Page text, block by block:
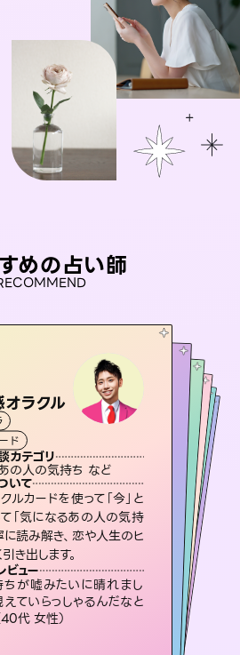
めの占い師
ラクル
ド
カテゴリ
の人の気持ち など
いて
カードを使って「今」と
て「気になるあの人の気持
に読み解き、恋や人生のヒ
き出します。
ビュー
が嘘みたいに晴れまし
ていらっしゃるんだなと
代 女性）
ス -iris-
術
相談カテゴリ
、片想い、二人の未来 など
について
愛、不倫の行方、同性愛や片
事関係や借金問題まで知りた
心の負担になっていることを
背中をそっと押して導きます。
ーレビュー
あり、言い切ってくれる所や濁
定のおかげで、毎回自分の気
えられます（30代 男性）
セラピスト理恵
霊視・オーラ
スピリチュアル・リーディング
得意な相談カテゴリ
想い、二人の未来、年の差 など
占い師について
再開、復縁、成就などの報告実績
。セラピストとして2万超の施術経
あるからこそできる鑑定で、より良
来をサポートします。
ーザーレビュー
も心温まる鑑定でした。しかもこち
何も言っていないのに視えていらっ
んだなと驚きです（30代女性）
とうげんみう
霊視・オーラ
スピリチュアル・リーディング
得意な相談カテゴリ
片想い、あの人の気持ち、復縁 など
占い師について
恋愛のお悩みの中でも特に「曖昧な関係」の相談を得意としており、友達以上恋人未満なお相手との今後や本音を丁寧に読み解き恋愛成就へと導きます。
ユーザーレビュー
鑑定していただいてアドバイス通りに行
動すると仲が復活してきました。ありが
とうございました（40代 女性）
スピリチュアル・リーディング
得意な相談カテゴリ
片想い、あの人の気持ち、復縁 など
占い師について
3,700年以上の歴史を持つ東洋最古の
占術「易占」で詳細まで占い、幸せへ向
かう道筋を示します。厳しい結果にも具
体的な対策をお伝えします。
ユーザーレビュー
複雑な背景もしっかり聞いて鑑定して
いただけました。気持ちが楽になりまし
た（50代 女性）
霊視・オーラ 心理学
スピリチュアル・リーディング
得意な相談カテゴリ
出逢い、片想い、復縁 など
占い師について
未来には何パターンもの選択肢があり
ます。不安で視えにくくなっているあな
たの素敵な未来を見つけ、その未来を
選択できるようアドバイスします。
ユーザーレビュー
職場の人の性質や人間関係、本心など
本当によく視えていてびっくり。対策が
打てて前向きになれます（40代）